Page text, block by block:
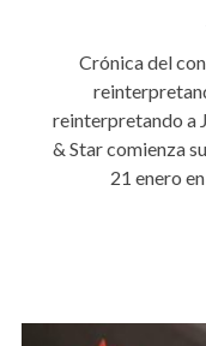
Crónica del
reinterpretando a
& Star comienza
21 enero